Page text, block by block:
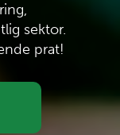
sektor.
prat!